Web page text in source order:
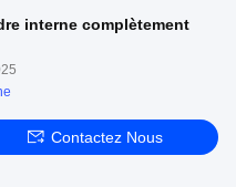
interne complètement
Contactez Nous